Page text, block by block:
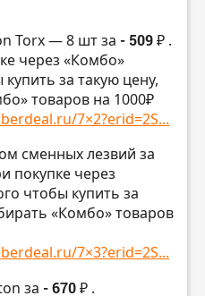
Torx — 8 шт за - 509 ₽ .
через «Комбо»
за такую цену,
товаров на 1000₽
7×2?erid=2S...
сменных лезвий за
покупке через
чтобы купить за
«Комбо» товаров
7×3?erid=2S...
за - 670 ₽ .